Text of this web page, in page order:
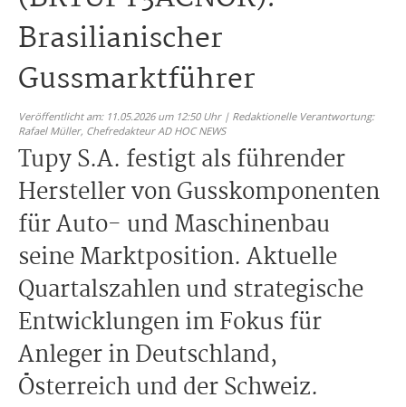
Brasilianischer
Gussmarktführer
Veröffentlicht am: 11.05.2026 um 12:50 Uhr | Redaktionelle Verantwortung:
Rafael Müller, Chefredakteur AD HOC NEWS
Tupy S.A. festigt als führender
Hersteller von Gusskomponenten
für Auto- und Maschinenbau
seine Marktposition. Aktuelle
Quartalszahlen und strategische
Entwicklungen im Fokus für
Anleger in Deutschland,
Österreich und der Schweiz.